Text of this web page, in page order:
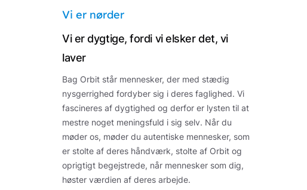
Vi er nørder
Vi er dygtige, fordi vi elsker det, vi
laver
Bag Orbit står mennesker, der med stædig
nysgerrighed fordyber sig i deres faglighed. Vi
fascineres af dygtighed og derfor er lysten til at
mestre noget meningsfuld i sig selv. Når du
møder os, møder du autentiske mennesker, som
er stolte af deres håndværk, stolte af Orbit og
oprigtigt begejstrede, når mennesker som dig,
høster værdien af deres arbejde.